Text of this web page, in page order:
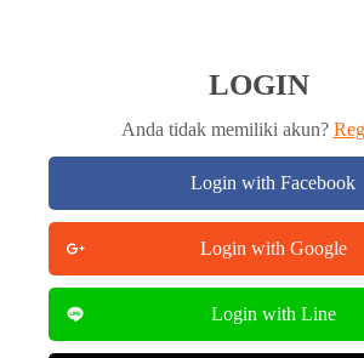
LOGIN
Anda tidak memiliki akun?
Login with Facebook
Login with Google
Login with Line